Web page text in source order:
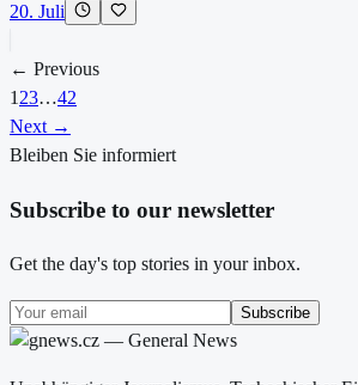
20. Juli
← Previous
1 23…42
Next →
Bleiben Sie informiert
Subscribe to our newsletter
Get the day's top stories in your inbox.
Subscribe